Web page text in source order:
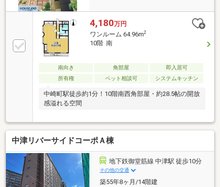
4,180万円
ワンルーム 64.96m2
10階 南
南向き 角部屋
即入居可
所有権
ペット相談可 システムキッチン
中崎町駅徒歩約1分！10階南西角部屋・約28.5帖の開放
感溢れる空間
中津リバーサイドコーポＡ棟
地下鉄御堂筋線 中津駅 徒歩10分
その他の交通
築55年8ヶ月/14階建